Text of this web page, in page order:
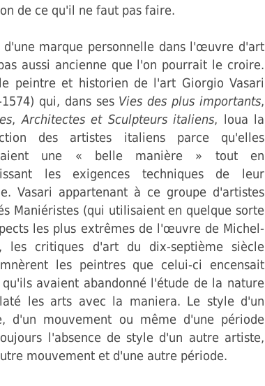
de ce qu'il ne faut pas faire.
d'une marque personnelle dans l'œuvre d'art
aussi ancienne que l'on pourrait le croire.
peintre et historien de l'art Giorgio Vasari
1574) qui, dans sesVies des plus importants,
, Architectes et Sculpteurs italiens, loua la
des artistes italiens parce qu'elles
une « belle manière » tout en
les exigences techniques de leur
Vasari appartenant à ce groupe d'artistes
Maniéristes (qui utilisaient en quelque sorte
les plus extrêmes de l'œuvre de Michel-
les critiques d'art du dix-septième siècle
les peintres que celui-ci encensait
avaient abandonné l'étude de la nature
les arts avec la maniera. Le style d'un
d'un mouvement ou même d'une période
l'absence de style d'un autre artiste,
mouvement et d'une autre période.